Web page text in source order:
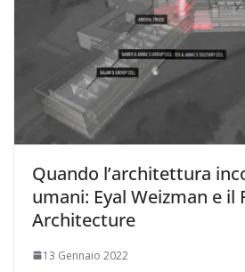
Quando l’architettura
umani: Eyal Weizman e il
Architecture
13 Gennaio 2022